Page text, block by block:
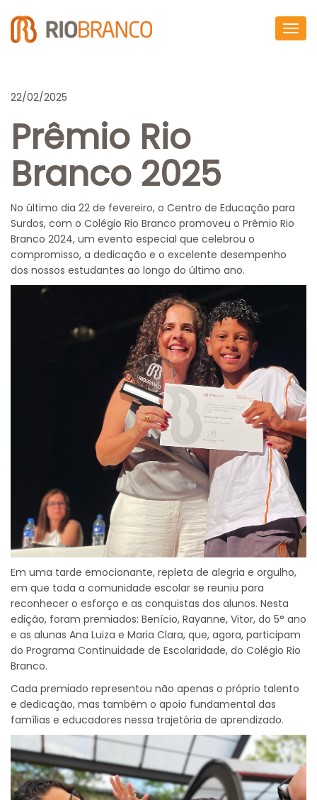
22/02/2025
Prêmio Rio
Branco 2025
No último dia 22 de fevereiro, o Centro de Educação para
Surdos, com o Colégio Rio Branco promoveu o Prêmio Rio
Branco 2024, um evento especial que celebrou o
compromisso, a dedicação e o excelente desempenho
dos nossos estudantes ao longo do último ano.
Em uma tarde emocionante, repleta de alegria e orgulho,
em que toda a comunidade escolar se reuniu para
reconhecer o esforço e as conquistas dos alunos. Nesta
edição, foram premiados: Benício, Rayanne, Vitor, do 5° ano
e as alunas Ana Luiza e Maria Clara, que, agora, participam
do Programa Continuidade de Escolaridade, do Colégio Rio
Branco.
Cada premiado representou não apenas o próprio talento
e dedicação, mas também o apoio fundamental das
famílias e educadores nessa trajetória de aprendizado.